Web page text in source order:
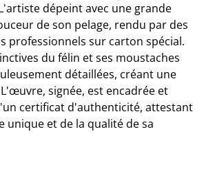
dépeint avec une grande
de son pelage, rendu par des
professionnels sur carton spécial.
du félin et ses moustaches
détaillées, créant une
signée, est encadrée et
certificat d'authenticité, attestant
unique et de la qualité de sa